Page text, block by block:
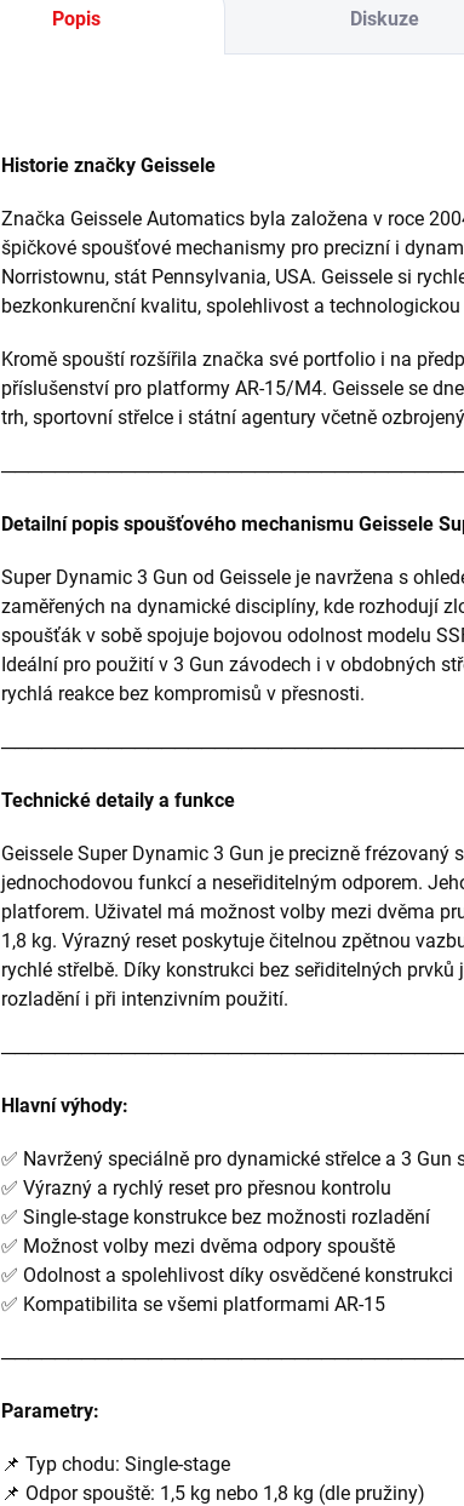
Popis Diskuze
Historie značky Geissele
Značka Geissele Automatics byla založena v roce
špičkové spoušťové mechanismy pro precizní i
Norristownu, stát Pennsylvania, USA. Geissele si
bezkonkurenční kvalitu, spolehlivost a
Kromě spouští rozšířila značka své portfolio i na
příslušenství pro platformy AR-15/M4. Geissele se
trh, sportovní střelce i státní agentury včetně
Detailní popis spoušťového mechanismu Geissele
Super Dynamic 3 Gun od Geissele je navržena s
zaměřených na dynamické disciplíny, kde rozhodují
spoušťák v sobě spojuje bojovou odolnost modelu
Ideální pro použití v 3 Gun závodech i v obdobných
rychlá reakce bez kompromisů v přesnosti.
Technické detaily a funkce
Geissele Super Dynamic 3 Gun je precizně
jednochodovou funkcí a neseřiditelným odporem.
platforem. Uživatel má možnost volby mezi dvěma
1,8 kg. Výrazný reset poskytuje čitelnou zpětnou
rychlé střelbě. Díky konstrukci bez seřiditelných
rozladění i při intenzivním použití.
Hlavní výhody:
✅ Navržený speciálně pro dynamické střelce a 3 Gun
✅ Výrazný a rychlý reset pro přesnou kontrolu
✅ Single-stage konstrukce bez možnosti rozladění
✅ Možnost volby mezi dvěma odpory spouště
✅ Odolnost a spolehlivost díky osvědčené konstrukci
✅ Kompatibilita se všemi platformami AR-15
Parametry:
📌 Typ chodu: Single-stage
📌 Odpor spouště: 1,5 kg nebo 1,8 kg (dle pružiny)